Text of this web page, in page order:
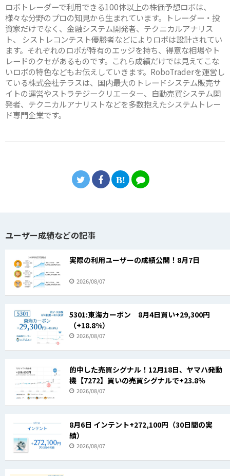
ロボトレーダーで利用できる100体以上の株価予想ロボは、
様々な分野のプロの知見から生まれています。トレーダー・投
資家だけでなく、金融システム開発者、テクニカルアナリス
ト、 シストレコンテスト優勝者などによりロボは設計されてい
ます。それぞれのロボが特有のエッジを持ち、得意な相場やト
レードのクセがあるものです。これら成績だけでは見えてこな
いロボの特色などもお伝えしていきます。RoboTraderを運営し
ている株式会社テラスは、国内最大のトレードシステム販売サ
イトの運営やストラテジークリエーター、自動売買システム開
発者、テクニカルアナリストなどを多数抱えたシステムトレー
ド専門企業です。
ユーザー成績などの記事
実際の利用ユーザーの成績公開！8月7日
2026/08/07
5301:東海カーボン 8月4日買い+29,300円
（+18.8%）
2026/08/07
的中した売買シグナル！12月18日、ヤマハ発動
機【7272】買いの売買シグナルで+23.8％
2026/08/07
8月6日 インテント+272,100円（30日間の実
績）
2026/08/07